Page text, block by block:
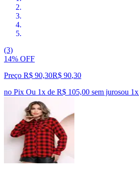
(3)
14% OFF
Preço R$ 90,30R$ 90,30
no Pix Ou 1x de R$ 105,00 sem jurosou 1